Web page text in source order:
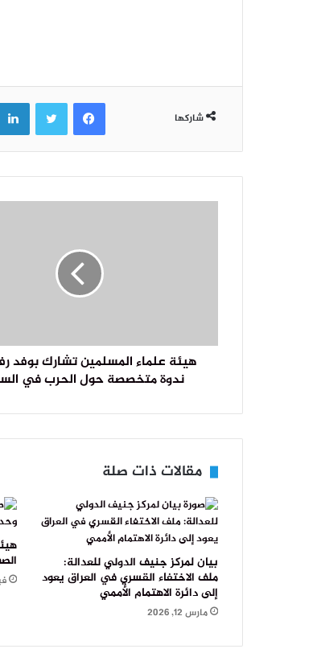
شاركها
فيسبوك
هيئة علماء المسلمين تشارك بوفد
ندوة متخصصة حول الحرب في
مقالات ذات صلة
بيان لمركز جنيف الدولي للعدالة:
ملف الاختفاء القسري في العراق يعود
إلى دائرة الاهتمام الأممي
مارس 12, 2026